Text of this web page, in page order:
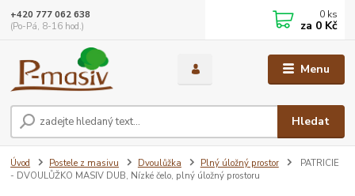
Menu
Hledat
+420 777 062 638
(Po-Pá, 8-16 hod.)
0 ks
za 0 Kč
Úvod Postele z masivu Dvoulůžka Plný úložný prostor
PATRICIE
- DVOULŮŽKO MASIV DUB, Nízké čelo, plný úložný prostoru